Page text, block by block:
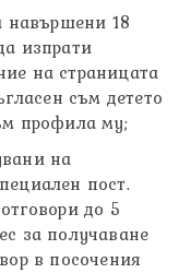
навършени 18
изпрати
на страницата
съм детето
профила му;
на
пост.
до 5
за получаване
в посочения